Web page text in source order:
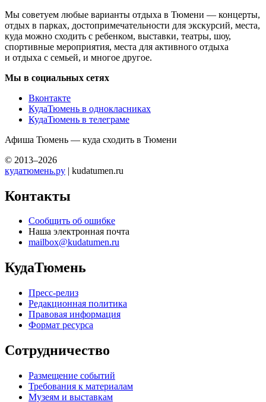
Мы советуем любые варианты отдыха в Тюмени — концерты,
отдых в парках, достопримечательности для экскурсий, места,
куда можно сходить с ребенком, выставки, театры, шоу,
спортивные мероприятия, места для активного отдыха
и отдыха с семьей, и многое другое.
Мы в социальных сетях
Вконтакте
КудаТюмень в однокласниках
КудаТюмень в телеграме
Афиша Тюмень — куда сходить в Тюмени
© 2013–2026
кудатюмень.ру | kudatumen.ru
Контакты
Сообщить об ошибке
Наша электронная почта
mailbox@kudatumen.ru
КудаТюмень
Пресс-релиз
Редакционная политика
Правовая информация
Формат ресурса
Сотрудничество
Размещение событий
Требования к материалам
Музеям и выставкам